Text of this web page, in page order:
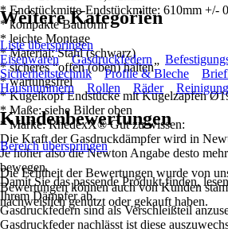
* Endstückmitte-Endstückmitte: 610mm +/-
* kompakte Bauform
* leichte Montage
* Material: Stahl (schwarz)
* sicheres “offen (oben) halten”
* wartungsfrei
* Kugelkopf Endstücke mit Kugelzapfen
* Maße: siehe Bilder oben
* Marke: RhedexX® Gut zu wissen:
Die Kraft der Gasdruckdämpfer wird in
Je höher also die Newton Angabe desto
bewegen.
Damit Sie das passende Produkt finden,
Ihrem Dämpfer ab.
Gasdruckfedern sind als Verschleißteil
Gasdruckfeder nachlässt ist diese
Weitere Kategorien
Liste überspringen
Eisenwaren
Gasdruckfedern
Sicherheitstechnik
Profile & Bleche
Hausnummern
Rollen Räder Reinigung
Kundenbewertungen
Bereich überspringen
Die Echtheit der Bewertungen wurde von
Bewertungen können auch von Kunden
nachweislich genutzt oder gekauft haben.